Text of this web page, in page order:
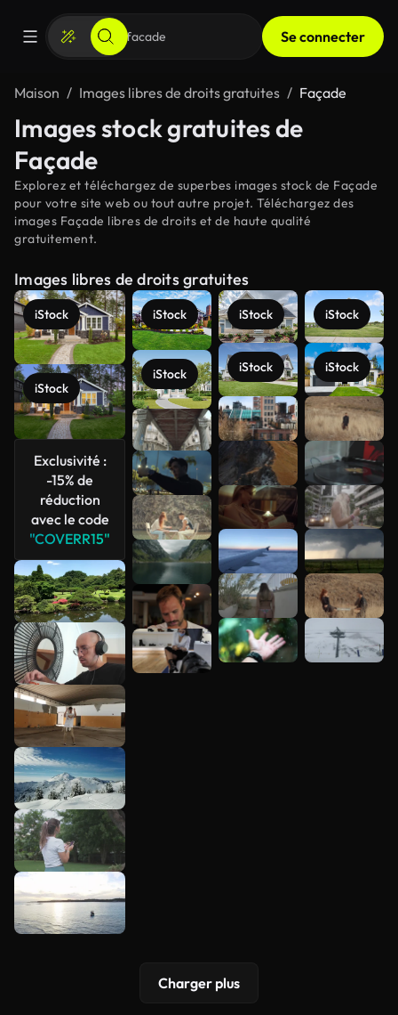
Se connecter
Maison Images libres de droits gratuites Façade
Images stock gratuites de
Façade
Explorez et téléchargez de superbes images stock de Façade
pour votre site web ou tout autre projet. Téléchargez des
images Façade libres de droits et de haute qualité
gratuitement.
Images libres de droits gratuites
iStock
iStock
Exclusivité :
-15% de
réduction
avec le code
"COVERR15"
iStock
iStock
iStock
iStock
iStock
iStock
Voir plus
Charger plus